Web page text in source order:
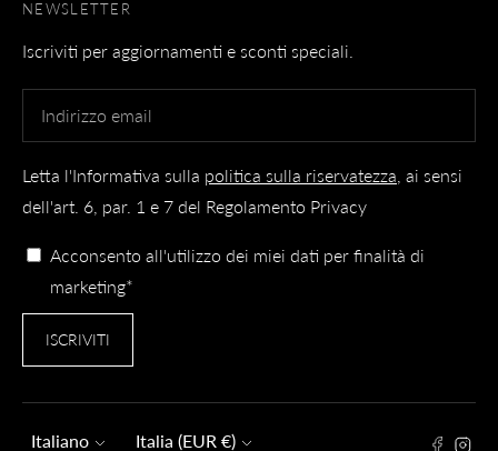
NEWSLETTER
Iscriviti per aggiornamenti e sconti speciali.
Letta l'Informativa sulla politica sulla riservatezza , ai sensi
dell'art. 6, par. 1 e 7 del Regolamento Privacy
Acconsento all'utilizzo dei miei dati per finalità di
marketing*
ISCRIVITI
Lingua
Italiano Valuta
Italia (EUR €)